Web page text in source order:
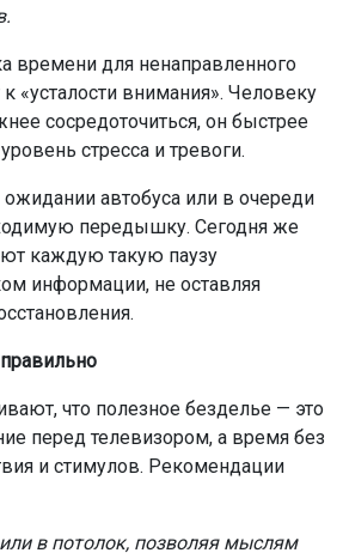
времени для ненаправленного
«усталости внимания». Человеку
сосредоточиться, он быстрее
стресса и тревоги.
автобуса или в очереди
передышку. Сегодня же
каждую такую паузу
информации, не оставляя
что полезное безделье — это
перед телевизором, а время без
и стимулов. Рекомендации
в потолок, позволяя мыслям